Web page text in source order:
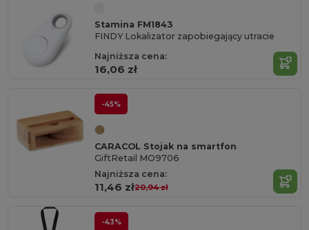
Stamina FM1843
FINDY Lokalizator zapobiegający utracie
Najniższa cena:
16,06 zł
-45%
CARACOL Stojak na smartfon
GiftRetail MO9706
Najniższa cena:
11,46 zł20,94 zł
-43%